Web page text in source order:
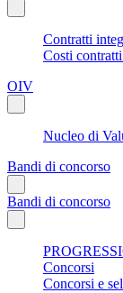
Contratti
Costi
OIV
Nucleo di
Bandi di concorso
Bandi di concorso
Concorsi
Concorsi e